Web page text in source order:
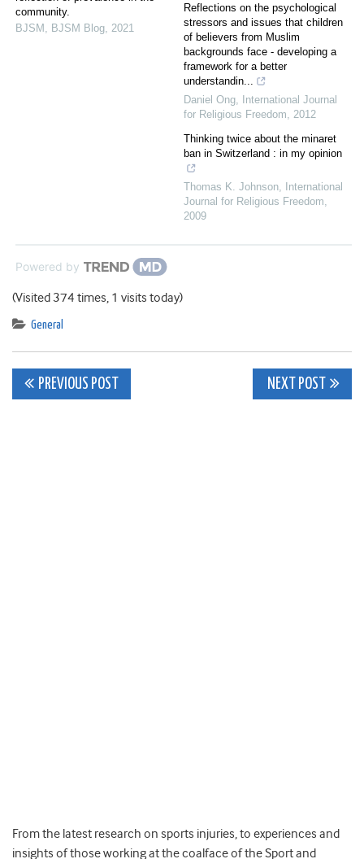
community.
BJSM , BJSM Blog, 2021
Reflections on the psychological
stressors and issues that children
of believers from Muslim
backgrounds face - developing a
framework for a better
understandin...
Daniel Ong,
International Journal
for Religious Freedom, 2012
Thinking twice about the minaret
ban in Switzerland : in my opinion
Thomas K. Johnson,
International
Journal for Religious Freedom,
2009
Powered by
(Visited 374 times, 1 visits today)
General
Post
PREVIOUS POST NEXT POST
From the latest research on sports injuries, to experiences and
insights of those working at the coalface of the Sport and